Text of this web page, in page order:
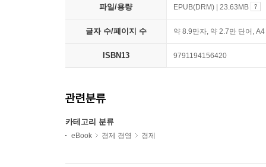
파일/용량 EPUB(DRM) | 23.63MB
글자 수/페이지 수 약 8.9만자, 약 2.7만 단어,
ISBN13 9791194156420
관련분류
카테고리 분류
eBook 경제 경영 경제